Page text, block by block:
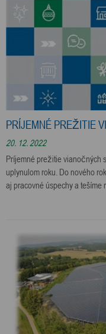
PRÍJEMNÉ PREŽITIE
20. 12. 2022
Príjemné prežitie vianočných
uplynulom roku. Do nového
aj pracovné úspechy a